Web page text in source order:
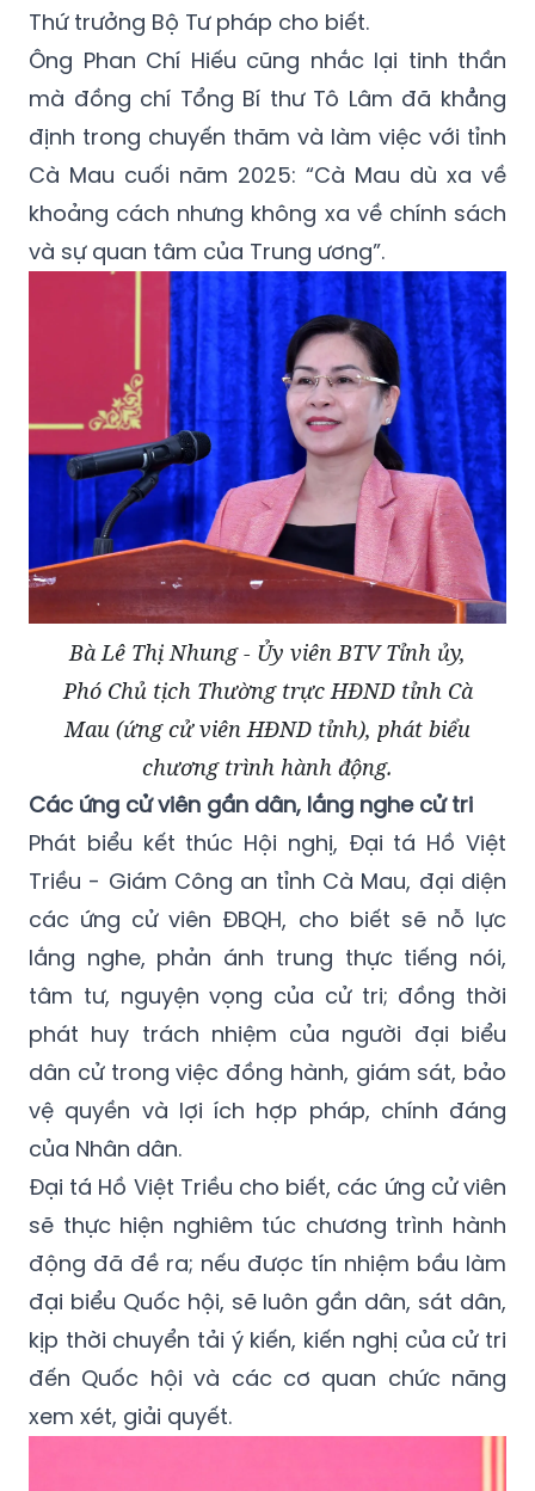
Thứ trưởng Bộ Tư pháp cho biết.
Ông Phan Chí Hiếu cũng nhắc lại tinh thần
mà đồng chí Tổng Bí thư Tô Lâm đã khẳng
định trong chuyến thăm và làm việc với tỉnh
Cà Mau cuối năm 2025: “Cà Mau dù xa về
khoảng cách nhưng không xa về chính sách
và sự quan tâm của Trung ương”.
Bà Lê Thị Nhung - Ủy viên BTV Tỉnh ủy,
Phó Chủ tịch Thường trực HĐND tỉnh Cà
Mau (ứng cử viên HĐND tỉnh), phát biểu
chương trình hành động.
Các ứng cử viên gần dân, lắng nghe cử tri
Phát biểu kết thúc Hội nghị, Đại tá Hồ Việt
Triều - Giám Công an tỉnh Cà Mau, đại diện
các ứng cử viên ĐBQH, cho biết sẽ nỗ lực
lắng nghe, phản ánh trung thực tiếng nói,
tâm tư, nguyện vọng của cử tri; đồng thời
phát huy trách nhiệm của người đại biểu
dân cử trong việc đồng hành, giám sát, bảo
vệ quyền và lợi ích hợp pháp, chính đáng
của Nhân dân.
Đại tá Hồ Việt Triều cho biết, các ứng cử viên
sẽ thực hiện nghiêm túc chương trình hành
động đã đề ra; nếu được tín nhiệm bầu làm
đại biểu Quốc hội, sẽ luôn gần dân, sát dân,
kịp thời chuyển tải ý kiến, kiến nghị của cử tri
đến Quốc hội và các cơ quan chức năng
xem xét, giải quyết.